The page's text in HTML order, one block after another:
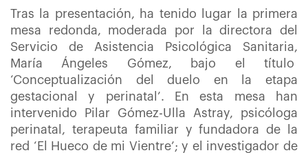
Tras la presentación, ha tenido lugar la primera
mesa redonda, moderada por la directora del
Servicio de Asistencia Psicológica Sanitaria,
María Ángeles Gómez, bajo el título
‘Conceptualización del duelo en la etapa
gestacional y perinatal’. En esta mesa han
intervenido Pilar Gómez-Ulla Astray, psicóloga
perinatal, terapeuta familiar y fundadora de la
red ‘El Hueco de mi Vientre’; y el investigador de